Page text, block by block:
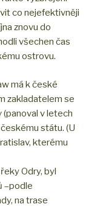
co nejefektivněji
znovu do
všechen čas
ostrovu.
má k české
zakladatelem se
v letech
státu. (U
kterému
Odry, byl
–podle
na trase